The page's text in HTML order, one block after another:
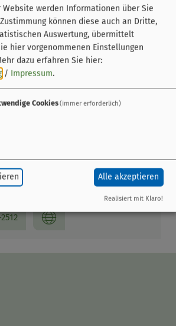
und St. Georg
Website werden Informationen über Sie
können diese auch an Dritte,
Auswertung, übermittelt
hier vorgenommenen Einstellungen
dazu erfahren Sie hier:
/ Impressum.
Cookies(immer erforderlich)
Alle akzeptieren
Realisiert mit Klaro!